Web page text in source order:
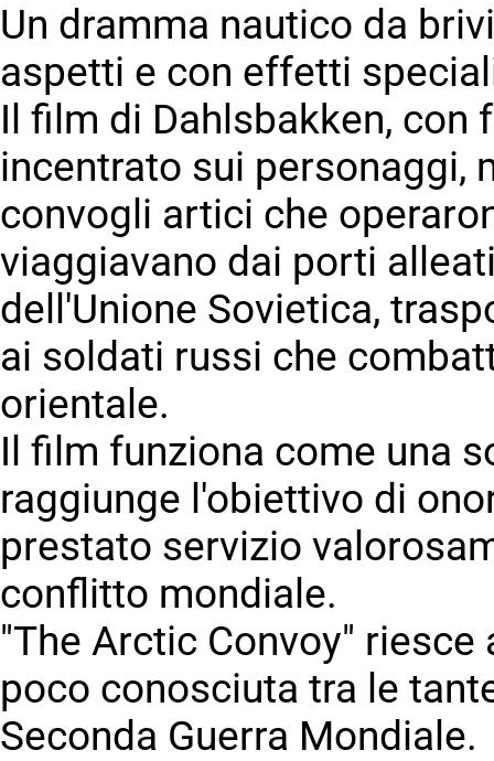
Un dramma nautico da
aspetti e con effetti
Il film di Dahlsbakken,
incentrato sui personaggi,
convogli artici che
viaggiavano dai porti
dell'Unione Sovietica,
ai soldati russi che
orientale.
Il film funziona come una
raggiunge l'obiettivo di
prestato servizio
conflitto mondiale.
"The Arctic Convoy"
poco conosciuta tra le
Seconda Guerra Mondiale.